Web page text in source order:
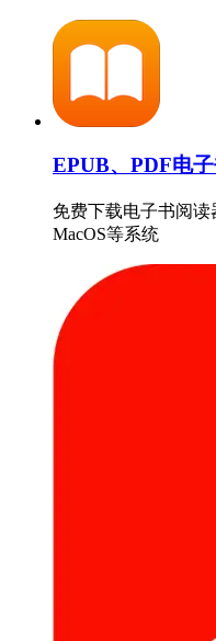
EPUB、PDF电
免费下载电子书阅读
MacOS等系统